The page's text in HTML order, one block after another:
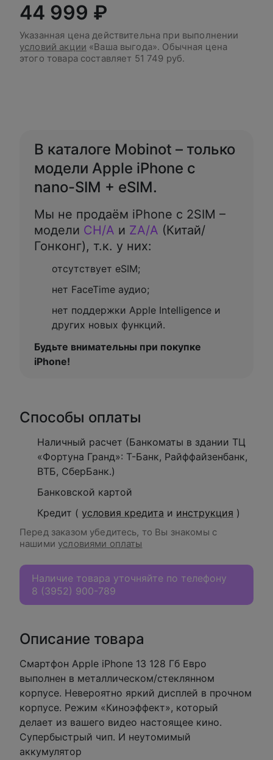
44 999 ₽
Указанная цена действительна при выполнении
условий акции «Ваша выгода». Обычная цена
этого товара составляет 51 749 руб.
В каталоге Mobinot – только
модели Apple iPhone с
nano-SIM + eSIM.
Мы не продаём iPhone с 2SIM –
модели CH/A и ZA/A (Китай/
Гонконг), т.к. у них:
отсутствует eSIM;
нет FaceTime аудио;
нет поддержки Apple Intelligence и
других новых функций.
Будьте внимательны при покупке
iPhone!
Способы оплаты
Наличный расчет (Банкоматы в здании ТЦ
«Фортуна Гранд»: Т-Банк, Райффайзенбанк,
ВТБ, СберБанк.)
Банковской картой
Кредит ( условия кредита и инструкция )
Перед заказом убедитесь, то Вы знакомы с
нашими условиями оплаты
Наличие товара уточняйте по телефону
8 (3952) 900-789
Описание товара
Смартфон Apple iPhone 13 128 Гб Евро
выполнен в металлическом/стеклянном
корпусе. Невероятно яркий дисплей в прочном
корпусе. Режим «Киноэффект», который
делает из вашего видео настоящее кино.
Супербыстрый чип. И неутомимый
аккумулятор